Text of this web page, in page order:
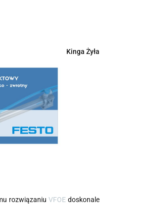
Kinga Żyła
rozwiązaniuVFOE doskonale